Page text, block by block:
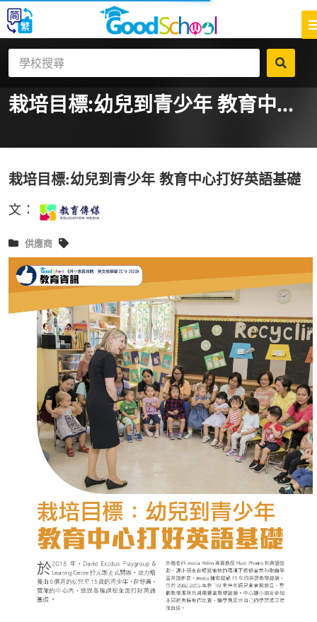
栽培目標:幼兒到青少年 教育中...
栽培目標:幼兒到青少年 教育中心打好英語基礎
文：
供應商